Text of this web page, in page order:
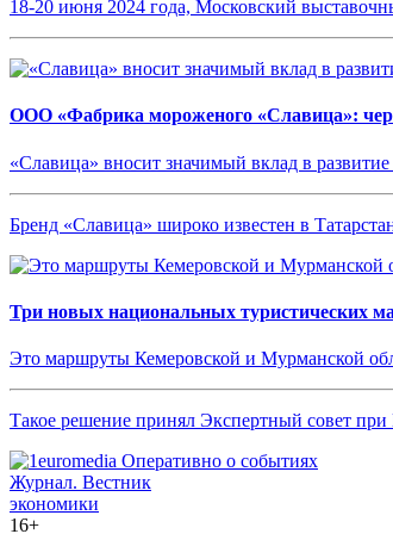
18-20 июня 2024 года, Московский
ООО «Фабрика мороженого «Славица»:
«Славица» вносит значимый вклад в
Бренд «Славица» широко известен в
Три новых национальных туристических
Это маршруты Кемеровской и Мурманской
Такое решение принял Экспертный совет при
Журнал. Вестник
экономики
16+